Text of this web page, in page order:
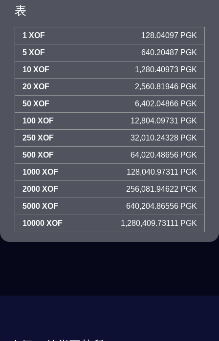
表
1 XOF 128.04097 PGK
5 XOF 640.20487 PGK
10 XOF 1,280.40973 PGK
20 XOF 2,560.81946 PGK
50 XOF 6,402.04866 PGK
100 XOF 12,804.09731 PGK
250 XOF 32,010.24328 PGK
500 XOF 64,020.48656 PGK
1000 XOF 128,040.97311 PGK
2000 XOF 256,081.94622 PGK
5000 XOF 640,204.86556 PGK
10000 XOF 1,280,409.73111 PGK